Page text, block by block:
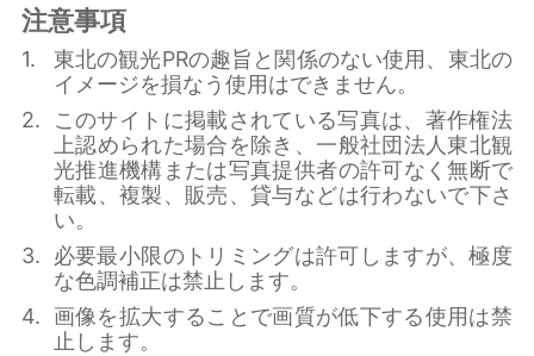
注意事項
東北の観光PRの趣旨と関係のない使用、東北の
イメージを損なう使用はできません。
このサイトに掲載されている写真は、著作権法
上認められた場合を除き、一般社団法人東北観
光推進機構または写真提供者の許可なく無断で
転載、複製、販売、貸与などは行わないで下さ
い。
必要最小限のトリミングは許可しますが、極度
な色調補正は禁止します。
画像を拡大することで画質が低下する使用は禁
止します。